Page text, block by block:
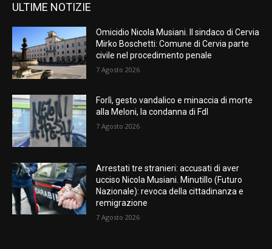
ULTIME NOTIZIE
Omicidio Nicola Musiani. Il sindaco di Cervia
Mirko Boschetti: Comune di Cervia parte
civile nel procedimento penale
7 Agosto 2026
Forlì, gesto vandalico e minaccia di morte
alla Meloni, la condanna di FdI
7 Agosto 2026
Arrestati tre stranieri: accusati di aver
ucciso Nicola Musiani. Minutillo (Futuro
Nazionale): revoca della cittadinanza e
remigrazione
7 Agosto 2026